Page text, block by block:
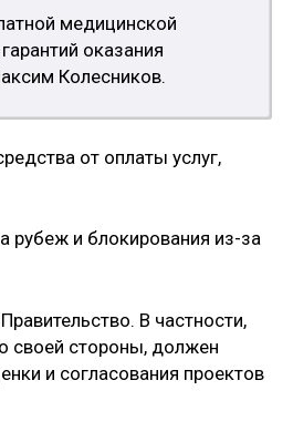
медицинской
оказания
Колесников.
от оплаты услуг,
и блокирования из-за
В частности,
своей стороны, должен
и согласования проектов